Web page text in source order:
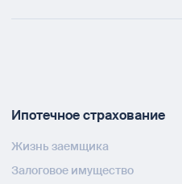
Ипотечное страхование
Жизнь заемщика
Залоговое имущество